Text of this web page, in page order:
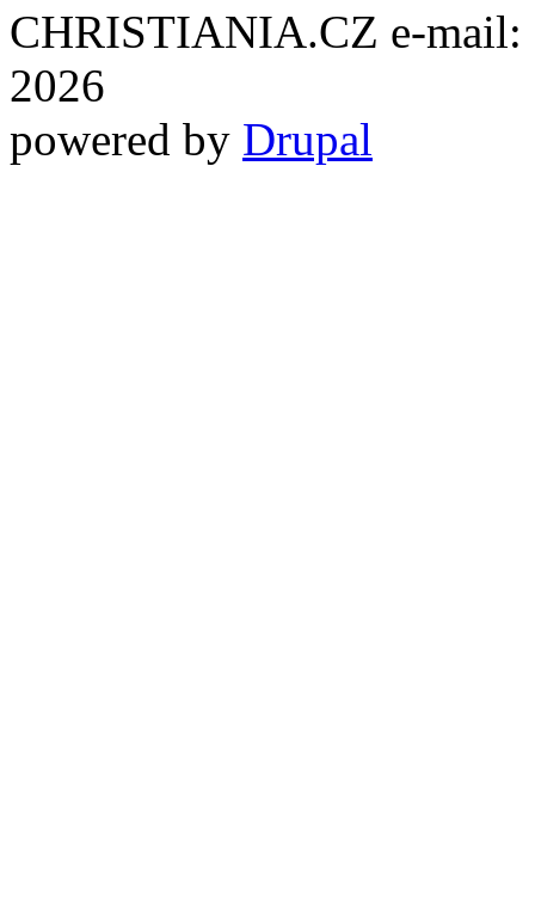
CHRISTIANIA.CZ e-mail:
2026
powered by Drupal